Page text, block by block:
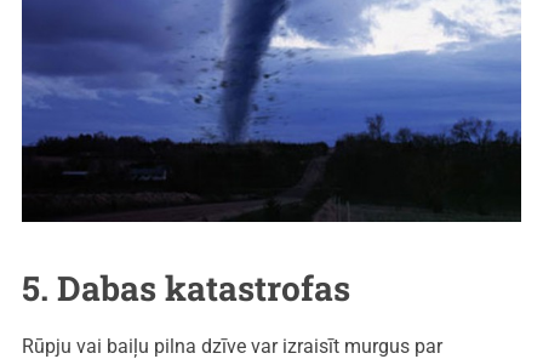
5. Dabas katastrofas
Rūpju vai baiļu pilna dzīve var izraisīt murgus par